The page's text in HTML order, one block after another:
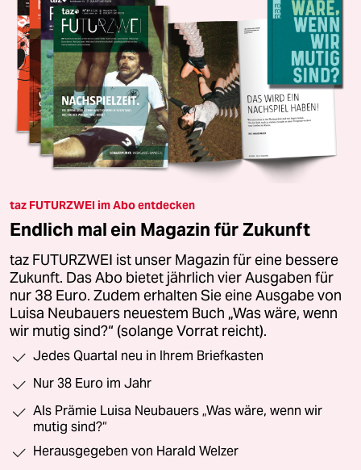
taz FUTURZWEI im Abo entdecken
Endlich mal ein Magazin für Zukunft
taz FUTURZWEI ist unser Magazin für eine bessere
Zukunft. Das Abo bietet jährlich vier Ausgaben für
nur 38 Euro. Zudem erhalten Sie eine Ausgabe von
Luisa Neubauers neuestem Buch „Was wäre, wenn
wir mutig sind?“ (solange Vorrat reicht).
Jedes Quartal neu in Ihrem Briefkasten
Nur 38 Euro im Jahr
Als Prämie Luisa Neubauers „Was wäre, wenn wir
mutig sind?“
Herausgegeben von Harald Welzer